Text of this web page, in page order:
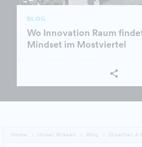
BLOG
Wo Innovation Raum
Mindset im Mostviertel
Home Unser Wissen Blog Quartier A